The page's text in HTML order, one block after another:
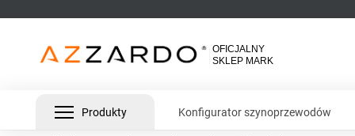
Produkty Konfigurator szynoprzewodów